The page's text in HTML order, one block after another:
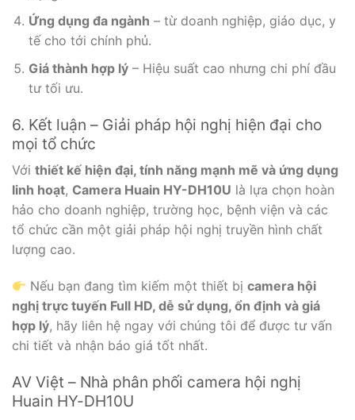
Ứng dụng đa ngành – từ doanh nghiệp, giáo dục, y
tế cho tới chính phủ.
Giá thành hợp lý– Hiệu suất cao nhưng chi phí đầu
tư tối ưu.
6. Kết luận – Giải pháp hội nghị hiện đại cho
mọi tổ chức
Với thiết kế hiện đại, tính năng mạnh mẽ và ứng dụng
linh hoạt, Camera Huain HY-DH10U là lựa chọn hoàn
hảo cho doanh nghiệp, trường học, bệnh viện và các
tổ chức cần một giải pháp hội nghị truyền hình chất
lượng cao.
Nếu bạn đang tìm kiếm một thiết bịcamera hội
nghị trực tuyến Full HD, dễ sử dụng, ổn định và giá
hợp lý, hãy liên hệ ngay với chúng tôi để được tư vấn
chi tiết và nhận báo giá tốt nhất.
AV Việt – Nhà phân phối camera hội nghị
Huain HY-DH10U